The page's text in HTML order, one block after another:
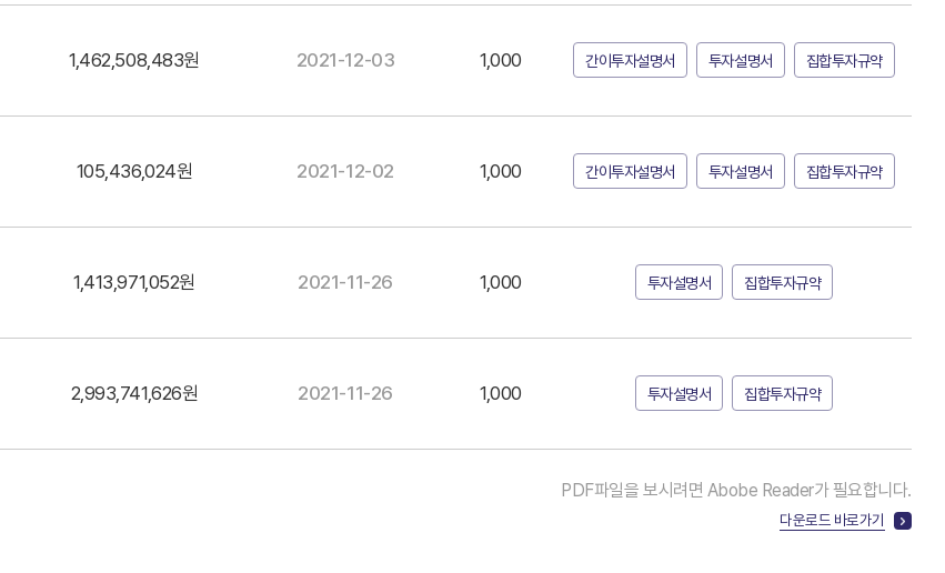
1,462,508,483원 2021-12-03 1,000 간이투자설명서 투자설명서 집합투자규약
105,436,024원 2021-12-02 1,000 간이투자설명서 투자설명서 집합투자규약
1,413,971,052원 2021-11-26 1,000 투자설명서 집합투자규약
2,993,741,626원 2021-11-26 1,000 투자설명서 집합투자규약
PDF파일을 보시려면 Abobe Reader가 필요합니다.
다운로드 바로가기